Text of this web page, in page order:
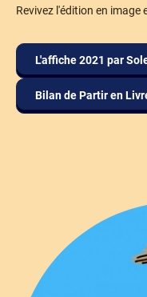
Revivez l'édition en
L'affiche 2021 par
Bilan de Partir en